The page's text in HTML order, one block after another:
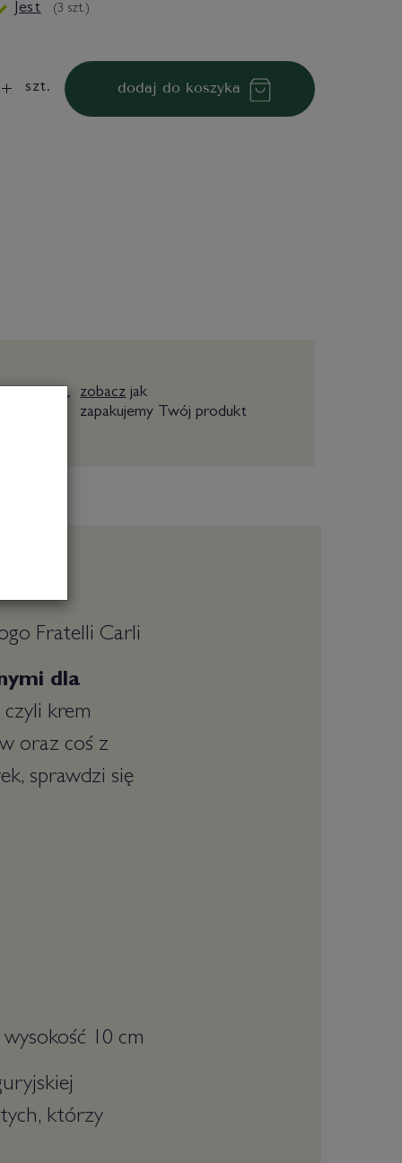
Jest
(3 szt.)
szt. dodaj do koszyka
zobaczjak
zapakujemy Twój produkt
Fratelli Carli
dla
krem
oraz coś z
sprawdzi się
10 cm
którzy